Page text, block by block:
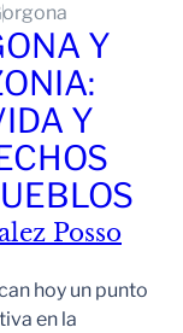
Y
Y
Posso
hoy un punto
en la